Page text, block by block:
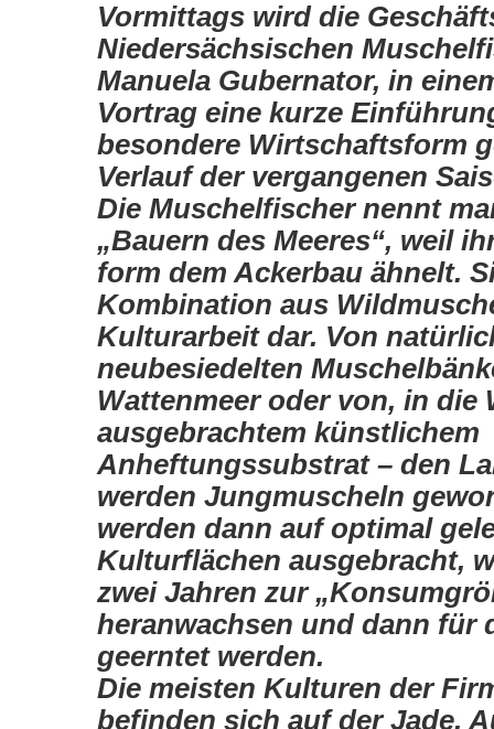
Vormittags wird die
Niedersächsischen
Manuela Gubernator, in
Vortrag eine kurze
besondere Wirtschaftsform
Verlauf der vergangenen
Die Muschelfischer nennt
„Bauern des Meeres“, weil
form dem Ackerbau ähnelt.
Kombination aus
Kulturarbeit dar. Von
neubesiedelten
Wattenmeer oder von, in die
ausgebrachtem künstlichem
Anheftungssubstrat – den
werden Jungmu­scheln
werden dann auf optimal
Kulturflächen ausgebracht,
zwei Jahren zur
heranwachsen und dann für
geerntet werden.
Die meisten Kulturen der
befinden sich auf der Jade.